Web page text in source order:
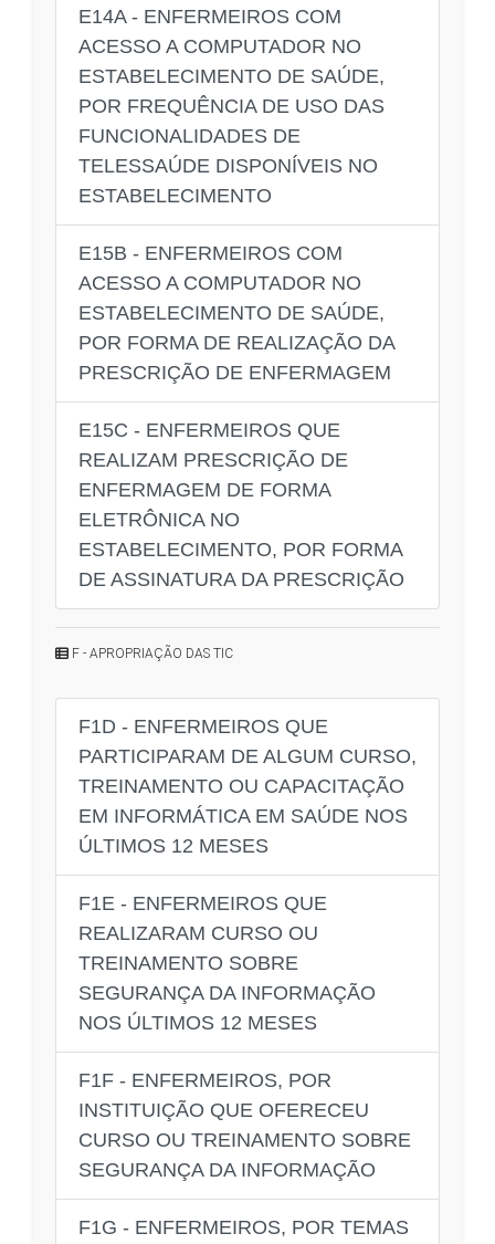
E14A - ENFERMEIROS COM
ACESSO A COMPUTADOR NO
ESTABELECIMENTO DE SAÚDE,
POR FREQUÊNCIA DE USO DAS
FUNCIONALIDADES DE
TELESSAÚDE DISPONÍVEIS NO
ESTABELECIMENTO
E15B - ENFERMEIROS COM
ACESSO A COMPUTADOR NO
ESTABELECIMENTO DE SAÚDE,
POR FORMA DE REALIZAÇÃO DA
PRESCRIÇÃO DE ENFERMAGEM
E15C - ENFERMEIROS QUE
REALIZAM PRESCRIÇÃO DE
ENFERMAGEM DE FORMA
ELETRÔNICA NO
ESTABELECIMENTO, POR FORMA
DE ASSINATURA DA PRESCRIÇÃO
F - APROPRIAÇÃO DAS TIC
F1D - ENFERMEIROS QUE
PARTICIPARAM DE ALGUM CURSO,
TREINAMENTO OU CAPACITAÇÃO
EM INFORMÁTICA EM SAÚDE NOS
ÚLTIMOS 12 MESES
F1E - ENFERMEIROS QUE
REALIZARAM CURSO OU
TREINAMENTO SOBRE
SEGURANÇA DA INFORMAÇÃO
NOS ÚLTIMOS 12 MESES
F1F - ENFERMEIROS, POR
INSTITUIÇÃO QUE OFERECEU
CURSO OU TREINAMENTO SOBRE
SEGURANÇA DA INFORMAÇÃO
F1G - ENFERMEIROS, POR TEMAS